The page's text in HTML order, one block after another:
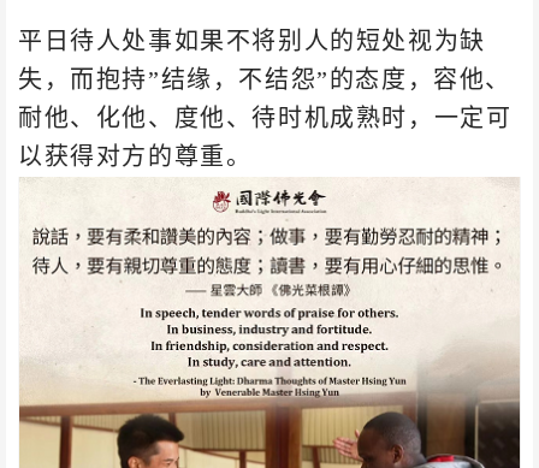
平日待人处事如果不将别人的短处视为缺
失，而抱持”结缘，不结怨”的态度，容他、
耐他、化他、度他、待时机成熟时，一定可
以获得对方的尊重。